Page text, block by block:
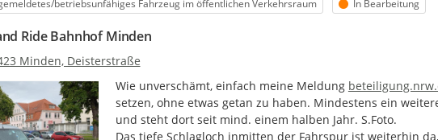
betriebsunfähiges Fahrzeug im öffentlichen Verkehrsraum Status
In Bearbeitung
Ride Bahnhof Minden
Minden, Deisterstraße
Wie unverschämt, einfach meine Meldung https://
setzen, ohne etwas getan zu haben. Mindestens ein
und steht dort seit mind. einem halben Jahr. S.Foto.
Das tiefe Schlagloch inmitten der Fahrspur ist weiterhin